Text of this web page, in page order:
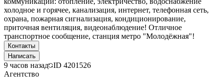
холодное и горячее, канализация, интернет, телефонная сеть,
охрана, пожарная сигнализация, кондиционирование,
приточная вентиляция, видеонаблюдение! Отличное
транспортное сообщение, станция метро "Молодёжная"!
Контакты
Написать
9 часов назад ID 4201526
Агентство